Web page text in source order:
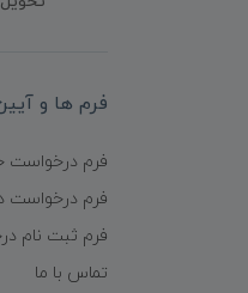
فرم ها و
فرم درخواست
فرم درخواست
فرم ثبت نام
تماس با ما